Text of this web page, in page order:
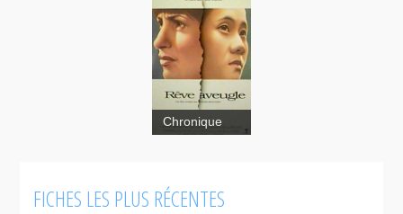
Chronique
FICHES LES PLUS RÉCENTES